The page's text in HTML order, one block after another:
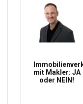
mit Makler: JA
oder NEIN!